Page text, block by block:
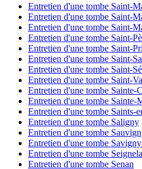
Entretien d'une tombe Saint-
Entretien d'une tombe Saint-
Entretien d'une tombe Saint-
Entretien d'une tombe Saint-
Entretien d'une tombe Saint-
Entretien d'une tombe Saint-
Entretien d'une tombe Saint-
Entretien d'une tombe Saint-
Entretien d'une tombe Sainte-
Entretien d'une tombe Sainte-
Entretien d'une tombe Saints-
Entretien d'une tombe Saligny
Entretien d'une tombe
Entretien d'une tombe
Entretien d'une tombe
Entretien d'une tombe Senan